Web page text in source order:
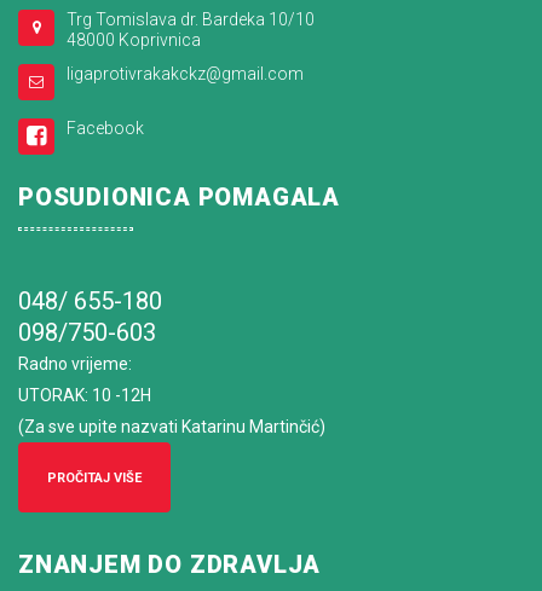
Trg Tomislava dr. Bardeka 10/10
48000 Koprivnica
ligaprotivrakakckz@gmail.com
Facebook
POSUDIONICA POMAGALA
048/ 655-180
098/750-603
Radno vrijeme:
UTORAK: 10 -12H
(Za sve upite nazvati Katarinu Martinčić)
PROČITAJ VIŠE
ZNANJEM DO ZDRAVLJA